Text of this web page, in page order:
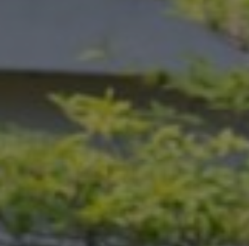
寄付について
やまと歌がたり
玄武町余聞
御所北さんぽ
お問い合わせ